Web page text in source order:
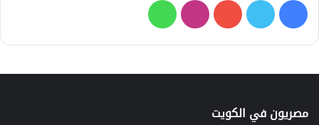
فيسبوك
تويتر يوتيوبانستقرامواتساب
مصريون في الكويت